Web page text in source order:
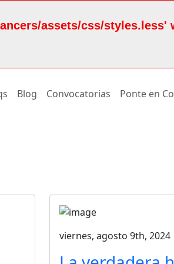
assets/css/styles.less'
Blog Convocatorias Ponte en
viernes, agosto 9th, 2024